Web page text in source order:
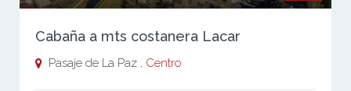
Cabaña a mts costanera Lacar
Pasaje de La Paz , Centro